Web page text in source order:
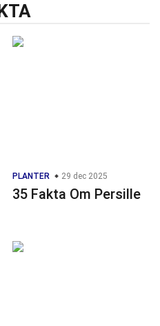
PLANTER 29 dec 2025
35 Fakta Om Persille